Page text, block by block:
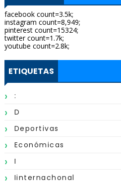
facebook count=3.5k;
instagram count=8,949;
pinterest count=15324;
twitter count=1.7k;
youtube count=2.8k;
ETIQUETAS
:
D
Deportivas
Económicas
I
Iinternachonal